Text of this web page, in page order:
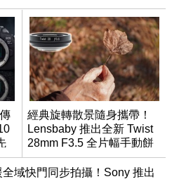
經典旋轉散景隨身攜帶！
Lensbaby 推出全新 Twist
28mm F3.5 全片幅手動餅
乾鏡
全域快門同步拍攝！Sony 推出